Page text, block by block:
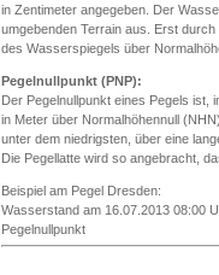
in Zentimeter angegeben. Der
umgebenden Terrain aus. Erst
des Wasserspiegels über
Pegelnullpunkt (PNP):
Der Pegelnullpunkt eines Pegels
in Meter über Normalhöhennull
unter dem niedrigsten, über eine
Die Pegellatte wird so angebracht,
Beispiel am Pegel Dresden:
Wasserstand am 16.07.2013 08:00
Pegelnullpunkt